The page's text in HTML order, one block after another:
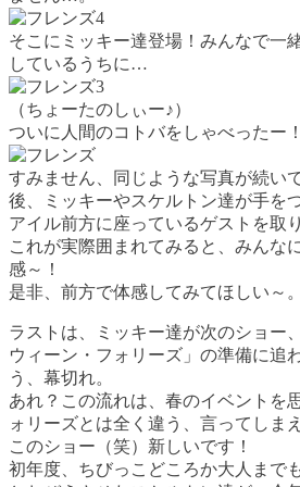
そこにミッキー達登場！みんなで一
しているうちに…
（ちょーたのしぃー♪）
ついに人間のコトバをしゃべったー
すみません、同じような写真が続い
後、ミッキーやスケルトン達が手を
アイル前方に座っているゲストを取
これが実際囲まれてみると、みんな
感～！
是非、前方で体感してみてほしい～
ラストは、ミッキー達が次のショー
ウィーン・フォリーズ」の準備に追
う、幕切れ。
あれ？この流れは、春のイベントを
ォリーズとは全く違う、言ってしま
このショー（笑）新しいです！
初年度、ちびっこどころか大人まで